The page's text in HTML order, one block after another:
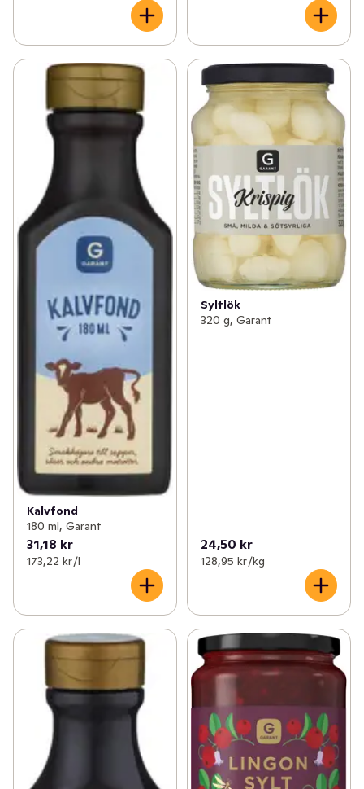
Kalvfond
180 ml, Garant
31,18 kr
173,22 kr /l
Syltlök
320 g, Garant
24,50 kr
128,95 kr /kg